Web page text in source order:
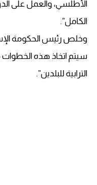
‏الأطلسي، والعمل على
الكامل”.‏
وخلص رئيس الحكومة
سيتم اتخاذ هذه
الترابية للبلدين”‏‎.‎